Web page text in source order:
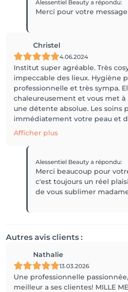
Alessentiel Beautya répondu:
Merci pour votre
Christel
4.06.2024
Institut super agréable. Très
impeccable des lieux. Hygiène
professionnelle et très sympa.
chaleureusement et vous met à
une détente absolue. Les soins
immédiatement votre peau et
Afficher plus
Alessentiel Beautya répondu:
Merci beaucoup pour
c'est toujours un réel
de vous sublimer
Autres avis clients :
Nathalie
13.03.2026
Une professionnelle
meilleur a ses clientes! MILLE